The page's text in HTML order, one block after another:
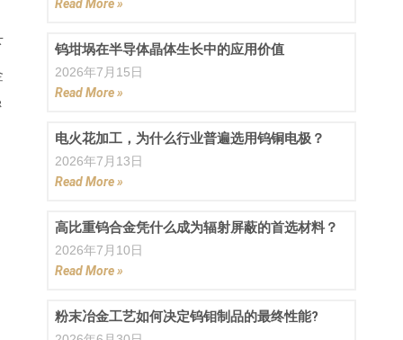
Read More »
钨坩埚在半导体晶体生长中的应用价值
2026年7月15日
Read More »
电火花加工，为什么行业普遍选用钨铜电极？
2026年7月13日
Read More »
高比重钨合金凭什么成为辐射屏蔽的首选材料？
2026年7月10日
Read More »
粉末冶金工艺如何决定钨钼制品的最终性能?